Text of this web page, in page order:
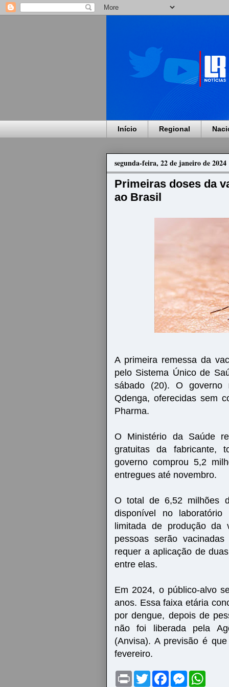
Início Regional
segunda-feira, 22 de janeiro de 2024
Primeiras doses da
ao Brasil
A primeira remessa da
pelo Sistema Único de
sábado (20). O governo
Qdenga, oferecidas sem
Pharma.
O Ministério da Saúde
gratuitas da fabricante,
governo comprou 5,2
entregues até novembro.
O total de 6,52 milhões
disponível no
limitada de produção da
pessoas serão
requer a aplicação de
entre elas.
Em 2024, o público-alvo
anos. Essa faixa etária
por dengue, depois de
não foi liberada pela
(Anvisa). A previsão é
fevereiro.
P
T
w
F
a
M
e